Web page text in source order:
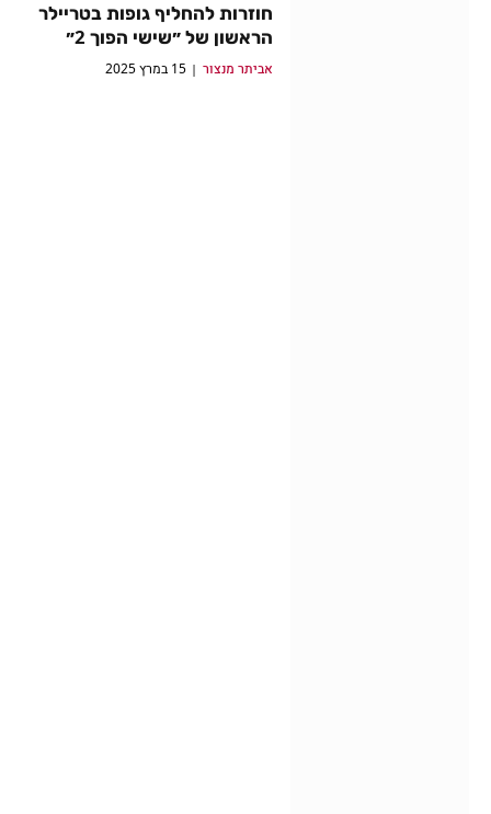
חוזרות להחליף גופות בטריילר
הראשון של ״שישי הפוך 2״
אביתר מנצור 15 במרץ 2025